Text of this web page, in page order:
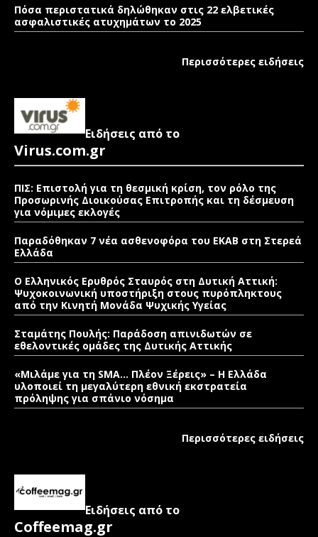
Πόσα περιστατικά δηλώθηκαν στις 22 ελβετικές
ασφαλιστικές ατυχημάτων το 2025
Περισσότερες ειδήσεις
Ειδήσεις από το
Virus.com.gr
ΠΙΣ: Επιστολή για τη θεσμική κρίση, τον ρόλο της
Προσωρινής Διοικούσας Επιτροπής και τη δέσμευση
για νόμιμες εκλογές
Παραδόθηκαν 7 νέα ασθενοφόρα του ΕΚΑΒ στη Στερεά
Ελλάδα
Ο Ελληνικός Ερυθρός Σταυρός στη Δυτική Αττική:
Ψυχοκοινωνική υποστήριξη στους πυρόπληκτους
από την Κινητή Μονάδα Ψυχικής Υγείας
Σταμάτης Πουλής: Παράδοση απινιδωτών σε
εθελοντικές ομάδες της Δυτικής Αττικής
«Μιλάμε για τη SMA… Πλέον Ξέρεις» – Η Ελλάδα
υλοποιεί τη μεγαλύτερη εθνική εκστρατεία
πρόληψης για σπάνιο νόσημα
Περισσότερες ειδήσεις
Ειδήσεις από το
Coffeemag.gr